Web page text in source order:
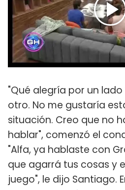
"Qué alegría por un
otro. No me gustaría
situación. Creo que no
hablar", comenzó el
"Alfa, ya hablaste con
que agarrá tus cosas y
juego", le dijo Santiago.